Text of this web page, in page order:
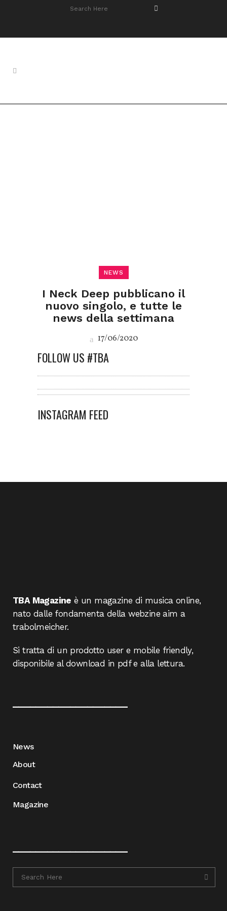
NEWS
I Neck Deep pubblicano il
nuovo singolo, e tutte le
news della settimana
17/06/2020
FOLLOW US #TBA
INSTAGRAM FEED
TBA Magazine è un magazine di musica online,
nato dalle fondamenta della webzine aim a
trabolmeicher.
Si tratta di un prodotto user e mobile friendly,
disponibile al download in pdf e alla lettura.
News
About
Contact
Magazine